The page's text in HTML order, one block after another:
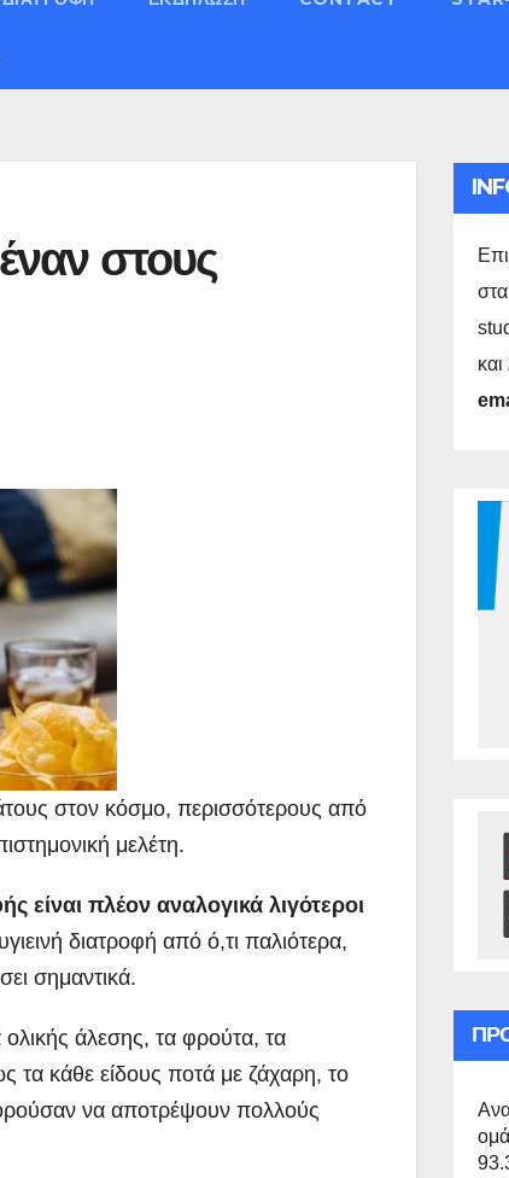
στους
στον κόσμο, περισσότερους από
μελέτη.
είναι πλέον αναλογικά λιγότεροι
διατροφή από ό,τι παλιότερα,
σημαντικά.
άλεσης, τα φρούτα, τα
τα κάθε είδους ποτά με ζάχαρη, το
να αποτρέψουν πολλούς
και